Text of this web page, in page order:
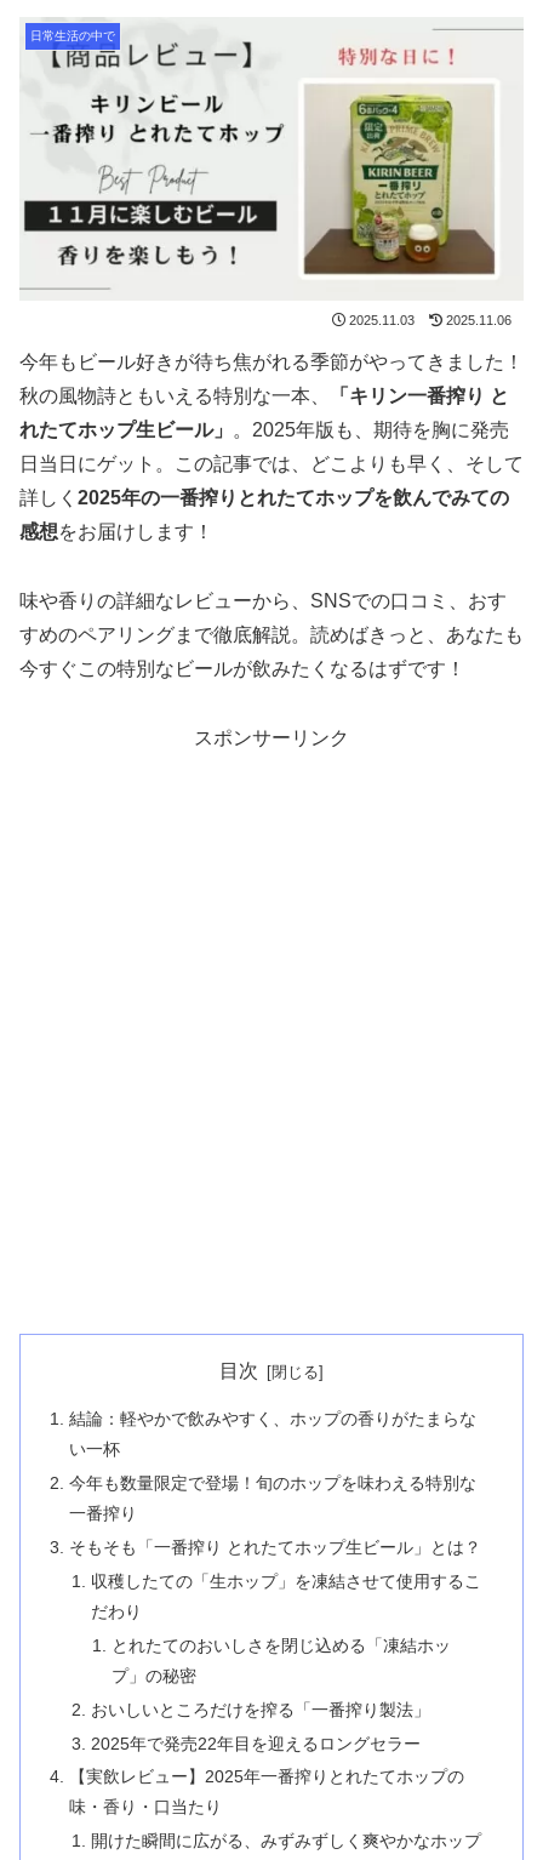
日常生活の中で
2025.11.03 2025.11.06
今年もビール好きが待ち焦がれる季節がやってきました！
秋の風物詩ともいえる特別な一本、
「キリン一番搾り と
れたてホップ生ビール」 。2025年版も、期待を胸に発売
日当日にゲット。この記事では、どこよりも早く、そして
詳しく 2025年の一番搾りとれたてホップを飲んでみての
感想をお届けします！
味や香りの詳細なレビューから、SNSでの口コミ、おす
すめのペアリングまで徹底解説。読めばきっと、あなたも
今すぐこの特別なビールが飲みたくなるはずです！
スポンサーリンク
目次
結論：軽やかで飲みやすく、ホップの香りがたまらな
い一杯
今年も数量限定で登場！旬のホップを味わえる特別な
一番搾り
そもそも「一番搾り とれたてホップ生ビール」とは？
収穫したての「生ホップ」を凍結させて使用するこ
だわり
とれたてのおいしさを閉じ込める「凍結ホッ
プ」の秘密
おいしいところだけを搾る「一番搾り製法」
2025年で発売22年目を迎えるロングセラー
【実飲レビュー】2025年一番搾りとれたてホップの
味・香り・口当たり
開けた瞬間に広がる、みずみずしく爽やかなホップ